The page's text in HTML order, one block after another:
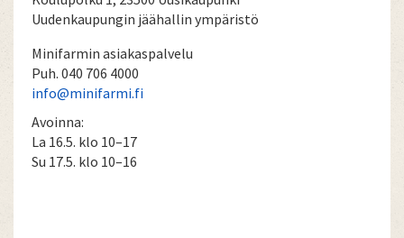
Uudenkaupungin jäähallin ympäristö
Minifarmin asiakaspalvelu
Puh. 040 706 4000
info@minifarmi.fi
Avoinna:
La 16.5. klo 10–17
Su 17.5. klo 10–16